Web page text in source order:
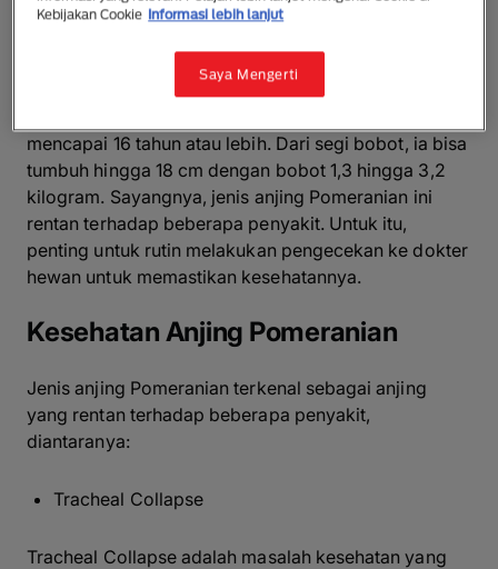
Jenis anjing Pomeranian ini bisa menjadi teman hidup
mencapai 16 tahun atau lebih. Dari segi bobot, ia bisa
tumbuh hingga 18 cm dengan bobot 1,3 hingga 3,2
kilogram. Sayangnya, jenis anjing Pomeranian ini
rentan terhadap beberapa penyakit. Untuk itu,
penting untuk rutin melakukan pengecekan ke dokter
hewan untuk memastikan kesehatannya.
Kesehatan Anjing Pomeranian
Jenis anjing Pomeranian terkenal sebagai anjing
yang rentan terhadap beberapa penyakit,
diantaranya:
Tracheal Collapse
Tracheal Collapse adalah masalah kesehatan yang
Kebijakan Cookie Informasi lebih lanjut
Saya Mengerti